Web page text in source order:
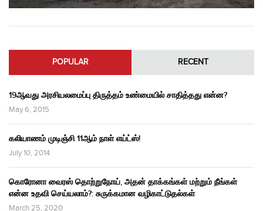
POPULAR RECENT
19ஆவது அரசியலமைப்பு திருத்தம் உண்மையில் சாதித்தது என்ன?
May 6, 2015
கலியாணம் முடிஞ்சி 11ஆம் நாள் எய்ட்ஸ்!
July 10, 2014
கொரோனா வைரஸ் தொற்றுநோய், அதன் தாக்கங்கள் மற்றும் நீங்கள்
என்ன உதவி செய்யலாம்?: சுருக்கமான வழிகாட்டுதல்கள்
March 25, 2020